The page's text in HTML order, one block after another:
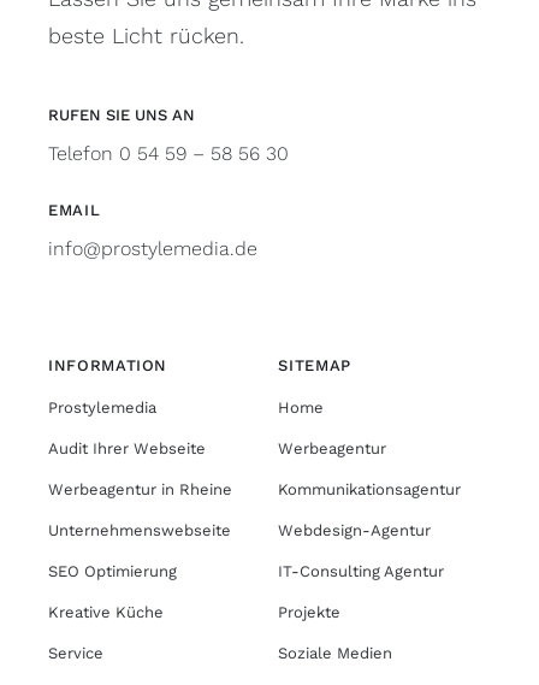
beste Licht rücken.
RUFEN SIE UNS AN
Telefon 0 54 59 – 58 56 30
EMAIL
info@prostylemedia.de
SITEMAP
Home
Werbeagentur
Kommunikationsagentur
Webdesign-Agentur
IT-Consulting Agentur
Projekte
Soziale Medien
INFORMATION
Prostylemedia
Audit Ihrer Webseite
Werbeagentur in Rheine
Unternehmenswebseite
SEO Optimierung
Kreative Küche
Service